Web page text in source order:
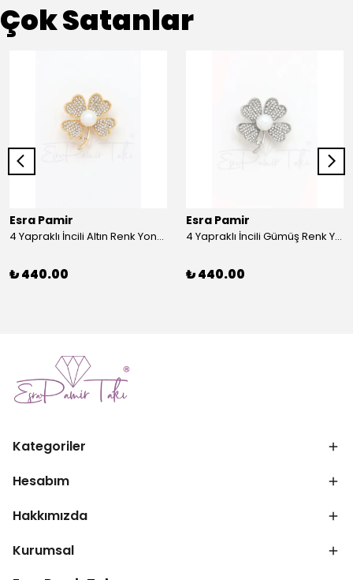
Çok Satanlar
Esra Pamir
4 Yapraklı İncili Altın Renk Yonca Broş
₺ 440.00
Esra Pamir
4 Yapraklı İncili Gümüş Renk Yonca Broş
₺ 440.00
Kategoriler
Hesabım
Hakkımızda
Kurumsal